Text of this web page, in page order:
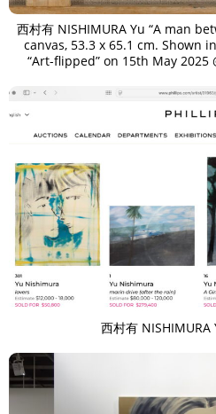
西村有 NISHIMURA Yu “A man
canvas, 53.3 x 65.1 cm. Shown
“Art-flipped” on 15th May 2025
西村有